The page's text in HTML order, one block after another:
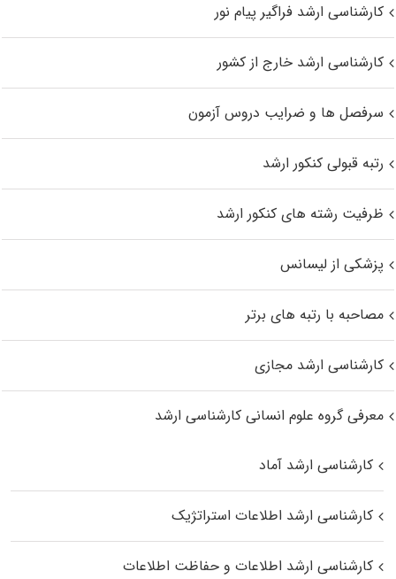
کارشناسی ارشد فراگیر پیام نور
کارشناسی ارشد خارج از کشور
سرفصل ها و ضرایب دروس آزمون
رتبه قبولی کنکور ارشد
ظرفیت رشته های کنکور ارشد
پزشکی از لیسانس
مصاحبه با رتبه های برتر
کارشناسی ارشد مجازی
معرفی گروه علوم انسانی کارشناسی ارشد
کارشناسی ارشد آماد
کارشناسی ارشد اطلاعات استراتژیک
کارشناسی ارشد اطلاعات و حفاظت اطلاعات